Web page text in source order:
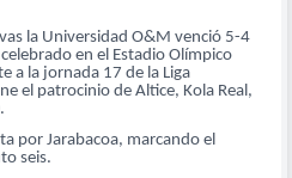
la Universidad O&M venció 5-4
en el Estadio Olímpico
a la jornada 17 de la Liga
el patrocinio de Altice, Kola Real,
por Jarabacoa, marcando el
seis.